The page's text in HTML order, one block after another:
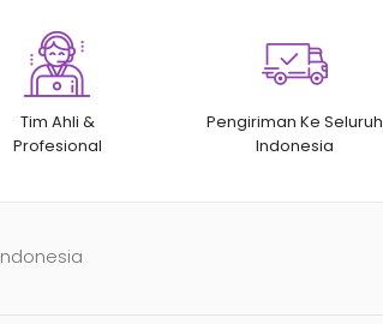
Tim Ahli &
Profesional
Pengiriman Ke Seluruh
Indonesia